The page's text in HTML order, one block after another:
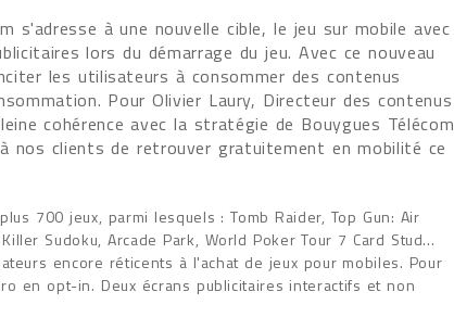
s'adresse à une nouvelle cible, le jeu sur mobile avec
lors du démarrage du jeu. Avec ce nouveau
les utilisateurs à consommer des contenus
Pour Olivier Laury, Directeur des contenus
cohérence avec la stratégie de Bouygues Télécom
nos clients de retrouver gratuitement en mobilité ce
700 jeux, parmi lesquels : Tomb Raider, Top Gun: Air
Sudoku, Arcade Park, World Poker Tour 7 Card Stud…
encore réticents à l'achat de jeux pour mobiles. Pour
en opt-in. Deux écrans publicitaires interactifs et non